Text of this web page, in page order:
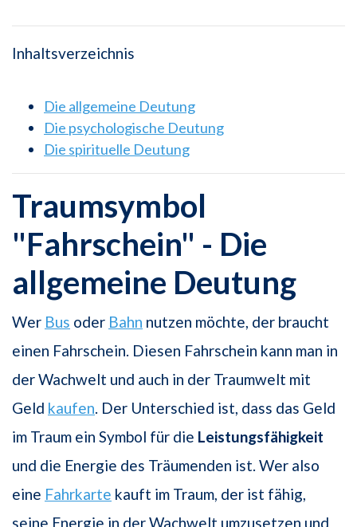
Inhaltsverzeichnis
Die allgemeine Deutung
Die psychologische Deutung
Die spirituelle Deutung
Traumsymbol
"Fahrschein" - Die
allgemeine Deutung
Wer Bus oder Bahn nutzen möchte, der braucht
einen Fahrschein. Diesen Fahrschein kann man in
der Wachwelt und auch in der Traumwelt mit
Geld kaufen . Der Unterschied ist, dass das Geld
im Traum ein Symbol für die Leistungsfähigkeit
und die Energie des Träumenden ist. Wer also
eine Fahrkarte kauft im Traum, der ist fähig,
seine Energie in der Wachwelt umzusetzen und